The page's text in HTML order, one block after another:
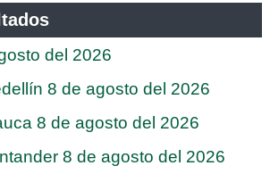
del 2026
8 de agosto del 2026
8 de agosto del 2026
8 de agosto del 2026